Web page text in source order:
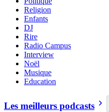
Religion
Enfants
DJ
Rire
Radio Campus
Interview
Noël
Musique
Education
Les meilleurs podcasts